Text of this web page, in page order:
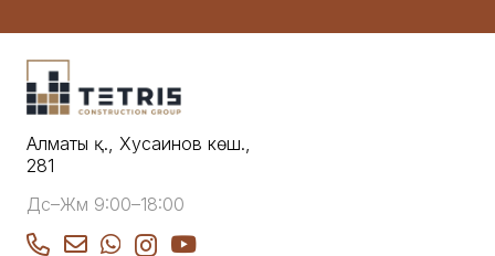
Алматы қ., Хусаинов көш.,
281
Дс–Жм 9:00–18:00